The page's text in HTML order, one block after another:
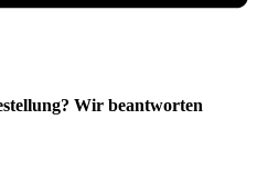
Wir beantworten